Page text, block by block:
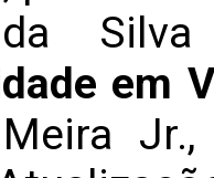
Silva
em
Jr.,